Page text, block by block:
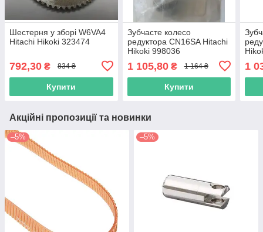
Шестерня у зборі W6VA4
Hitachi Hikoki 323474
792,30 ₴ 834 ₴
Купити
Зубчасте колесо
редуктора CN16SA Hitachi
Hikoki 998036
1 105,80₴ 1 164 ₴
Купити
1
Акційні пропозиції та новинки
–5% –5%